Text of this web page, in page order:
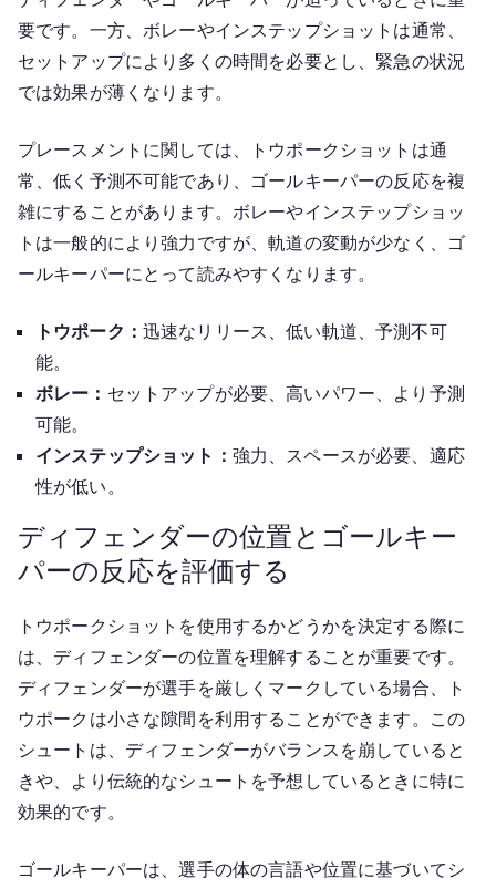
要です。一方、ボレーやインステップショットは通常、
セットアップにより多くの時間を必要とし、緊急の状況
では効果が薄くなります。
プレースメントに関しては、トウポークショットは通
常、低く予測不可能であり、ゴールキーパーの反応を複
雑にすることがあります。ボレーやインステップショッ
トは一般的により強力ですが、軌道の変動が少なく、ゴ
ールキーパーにとって読みやすくなります。
トウポーク： 迅速なリリース、低い軌道、予測不可
能。
ボレー： セットアップが必要、高いパワー、より予測
可能。
インステップショット： 強力、スペースが必要、適応
性が低い。
ディフェンダーの位置とゴールキー
パーの反応を評価する
トウポークショットを使用するかどうかを決定する際に
は、ディフェンダーの位置を理解することが重要です。
ディフェンダーが選手を厳しくマークしている場合、ト
ウポークは小さな隙間を利用することができます。この
シュートは、ディフェンダーがバランスを崩していると
きや、より伝統的なシュートを予想しているときに特に
効果的です。
ゴールキーパーは、選手の体の言語や位置に基づいてシ